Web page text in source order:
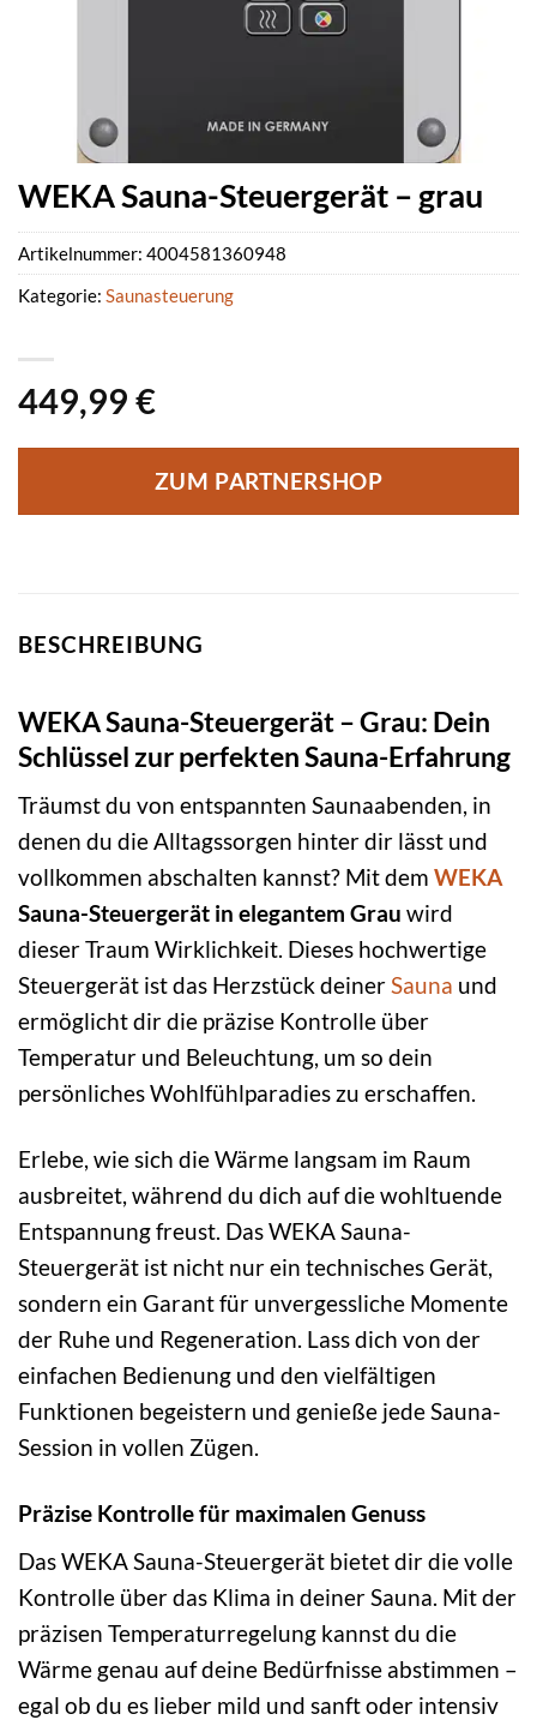
WEKA Sauna-Steuergerät – grau
449,99 €
ZUM PARTNERSHOP
Artikelnummer: 4004581360948
Kategorie: Saunasteuerung
BESCHREIBUNG
WEKA Sauna-Steuergerät – Grau: Dein
Schlüssel zur perfekten Sauna-Erfahrung
Träumst du von entspannten Saunaabenden, in
denen du die Alltagssorgen hinter dir lässt und
vollkommen abschalten kannst? Mit dem WEKA
Sauna-Steuergerät in elegantem Grau wird
dieser Traum Wirklichkeit. Dieses hochwertige
Steuergerät ist das Herzstück deinerSauna und
ermöglicht dir die präzise Kontrolle über
Temperatur und Beleuchtung, um so dein
persönliches Wohlfühlparadies zu erschaffen.
Erlebe, wie sich die Wärme langsam im Raum
ausbreitet, während du dich auf die wohltuende
Entspannung freust. Das WEKA Sauna-
Steuergerät ist nicht nur ein technisches Gerät,
sondern ein Garant für unvergessliche Momente
der Ruhe und Regeneration. Lass dich von der
einfachen Bedienung und den vielfältigen
Funktionen begeistern und genieße jede Sauna-
Session in vollen Zügen.
Präzise Kontrolle für maximalen Genuss
Das WEKA Sauna-Steuergerät bietet dir die volle
Kontrolle über das Klima in deiner Sauna. Mit der
präzisen Temperaturregelung kannst du die
Wärme genau auf deine Bedürfnisse abstimmen –
egal ob du es lieber mild und sanft oder intensiv